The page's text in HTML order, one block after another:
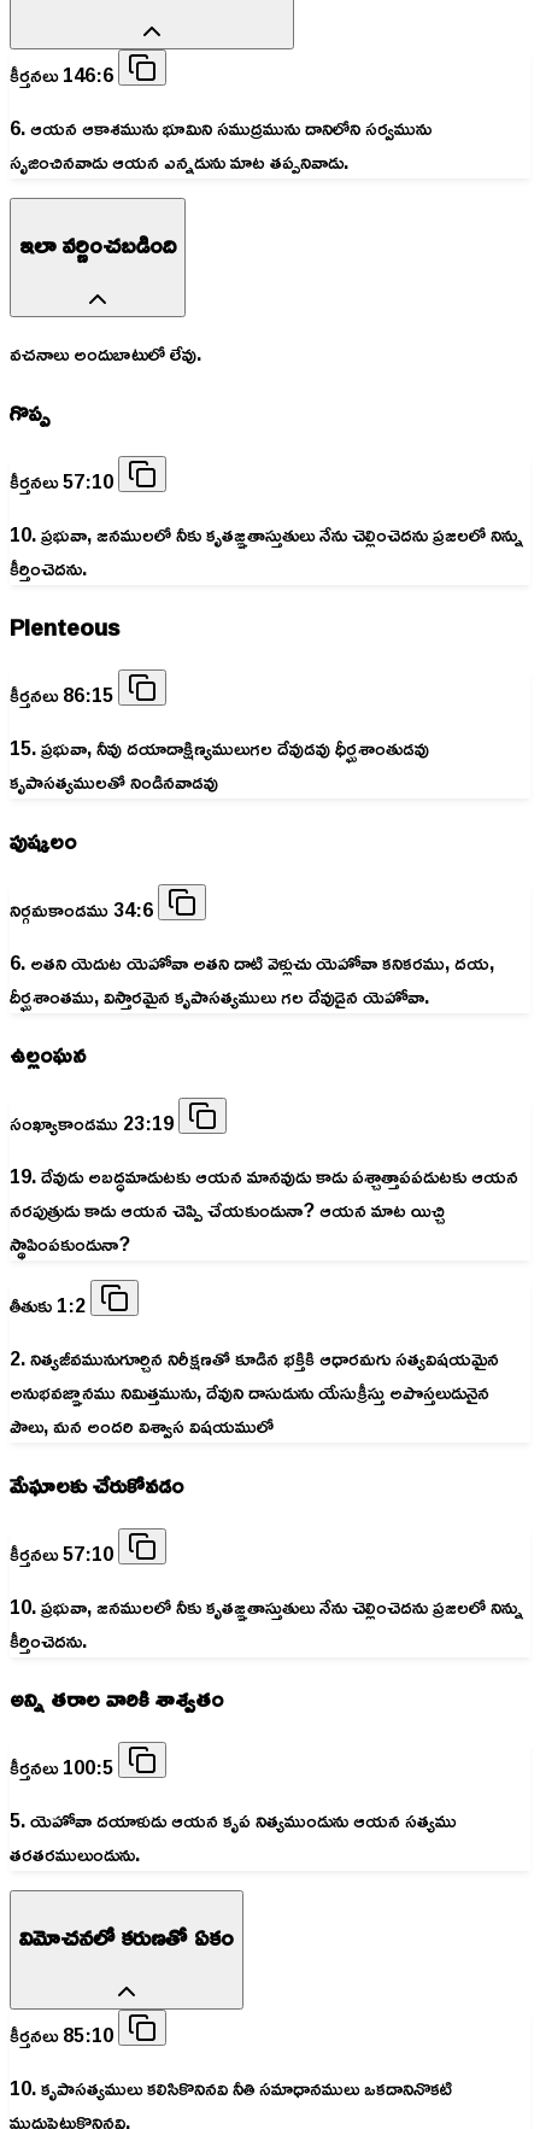
కీర్తనలు 146:6
6. ఆయన ఆకాశమును భూమిని సముద్రమును దానిలోని సర్వమును
సృజించినవాడు ఆయన ఎన్నడును మాట తప్పనివాడు.
ఇలా వర్ణించబడింది
వచనాలు అందుబాటులో లేవు.
గొప్ప
కీర్తనలు 57:10
10. ప్రభువా, జనములలో నీకు కృతజ్ఞతాస్తుతులు నేను చెల్లించెదను ప్రజలలో నిన్ను
కీర్తించెదను.
Plenteous
కీర్తనలు 86:15
15. ప్రభువా, నీవు దయాదాక్షిణ్యములుగల దేవుడవు ధీర్ఘశాంతుడవు
కృపాసత్యములతో నిండినవాడవు
పుష్కలం
నిర్గమకాండము 34:6
6. అతని యెదుట యెహోవా అతని దాటి వెళ్లుచు యెహోవా కనికరము, దయ,
దీర్ఘశాంతము, విస్తారమైన కృపాసత్యములు గల దేవుడైన యెహోవా.
ఉల్లంఘన
సంఖ్యాకాండము 23:19
19. దేవుడు అబద్ధమాడుటకు ఆయన మానవుడు కాడు పశ్చాత్తాపపడుటకు ఆయన
నరపుత్రుడు కాడు ఆయన చెప్పి చేయకుండునా? ఆయన మాట యిచ్చి
స్థాపింపకుండునా?
తీతుకు 1:2
2. నిత్యజీవమునుగూర్చిన నిరీక్షణతో కూడిన భక్తికి ఆధారమగు సత్యవిషయమైన
అనుభవజ్ఞానము నిమిత్తమును, దేవుని దాసుడును యేసుక్రీస్తు అపొస్తలుడునైన
పౌలు, మన అందరి విశ్వాస విషయములో
మేఘాలకు చేరుకోవడం
కీర్తనలు 57:10
10. ప్రభువా, జనములలో నీకు కృతజ్ఞతాస్తుతులు నేను చెల్లించెదను ప్రజలలో నిన్ను
కీర్తించెదను.
అన్ని తరాల వారికి శాశ్వతం
కీర్తనలు 100:5
5. యెహోవా దయాళుడు ఆయన కృప నిత్యముండును ఆయన సత్యము
తరతరములుండును.
విమోచనలో కరుణతో ఏకం
కీర్తనలు 85:10
10. కృపాసత్యములు కలిసికొనినవి నీతి సమాధానములు ఒకదానినొకటి